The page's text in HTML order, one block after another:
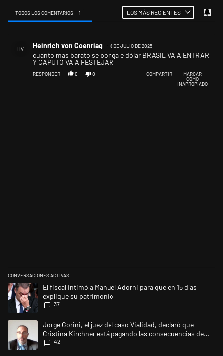
TODOS LOS COMENTARIOS 1 LOS MÁS RECIENTES
HV Heinrich von Coenriag 8 DE JULIO DE 2025
cuanto mas barato se ponga e dólar BRASIL VA A ENTRAR
Y CAPUTO VA A FESTEJAR
RESPONDER 0 0 COMPARTIR
MARCAR
COMO
INAPROPIADO
CONVERSACIONES ACTIVAS
Este listado muestra los artículos con más comentarios en los últimos
Un artículo de tendencia con el título "El fiscal intimó a Manuel Adorni
El fiscal intimó a Manuel Adorni para que en 15 días
explique su patrimonio
37
Un artículo de tendencia con el título "Jorge Gorini, el juez del caso
Jorge Gorini, el juez del caso Vialidad, declaró que
Cristina Kirchner está pagando las consecuencias de
cometer "un delito comprobado"
42